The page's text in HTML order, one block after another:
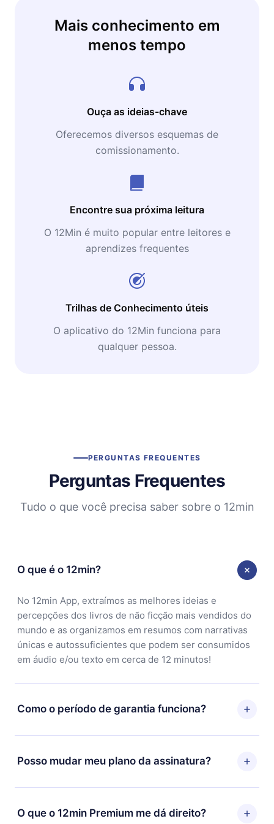
Mais conhecimento em
menos tempo
Ouça as ideias-chave
Oferecemos diversos esquemas de
comissionamento.
Encontre sua próxima leitura
O 12Min é muito popular entre leitores e
aprendizes frequentes
Trilhas de Conhecimento úteis
O aplicativo do 12Min funciona para
qualquer pessoa.
PERGUNTAS FREQUENTES
Perguntas Frequentes
Tudo o que você precisa saber sobre o 12min
O que é o 12min?
No 12min App, extraímos as melhores ideias e
percepções dos livros de não ficção mais vendidos do
mundo e as organizamos em resumos com narrativas
únicas e autossuficientes que podem ser consumidos
em áudio e/ou texto em cerca de 12 minutos!
Como o período de garantia funciona?
Você pode baixar nosso aplicativo e começar a
aproveitar nossa biblioteca. Se por algum motivo não
ficar satisfeito com nossa plataforma, basta entrar em
solicitar o reembolso do valor. Você receberá tudo que
Posso mudar meu plano da assinatura?
Sim, mas a mudança só se aplicará a partir do próximo
período de cobrança. Por exemplo, se você decidiu
mudar sua assinatura mensal para anual, após
O que o 12min Premium me dá direito?